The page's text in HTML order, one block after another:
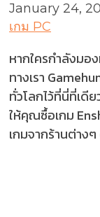
January 24,
เกม PC
หากใครกำลังมอ
ทางเรา
ทั่วโลกไว้ที่นี่ที่เดี
ให้คุณซื้อเกม
เกมจากร้านต่าง